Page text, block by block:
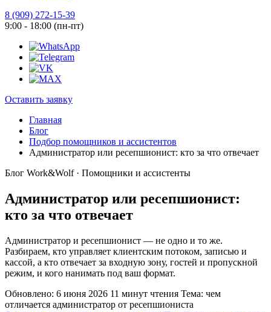
8 (909) 272-15-39
9:00 - 18:00 (пн-пт)
Оставить заявку
Главная
Блог
Подбор помощников и ассистентов
Администратор или ресепшионист: кто за что отвечает
Блог Work&Wolf · Помощники и ассистенты
Администратор или ресепшионист:
кто за что отвечает
Администратор и ресепшионист — не одно и то же.
Разбираем, кто управляет клиентским потоком, записью и
кассой, а кто отвечает за входную зону, гостей и пропускной
режим, и кого нанимать под ваш формат.
Обновлено: 6 июня 2026 11 минут чтения Тема: чем
отличается администратор от ресепшиониста